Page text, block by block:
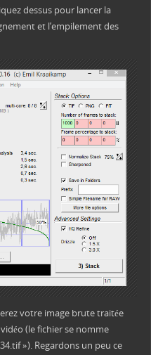
dessus pour lancer la
et l’empilement des
votre image brute traitée
(le fichier se nomme
»). Regardons un peu ce